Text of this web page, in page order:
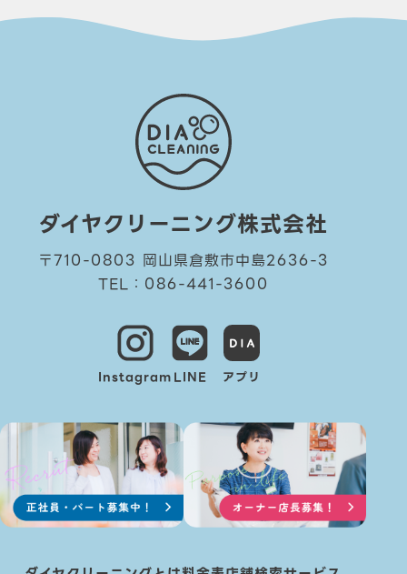
ダイヤクリーニング株式会社
〒710-0803 岡山県倉敷市中島2636-3
TEL：086-441-3600
InstagramLINE アプリ